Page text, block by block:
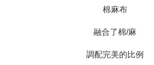
棉麻布
融合了棉/麻
調配完美的比例